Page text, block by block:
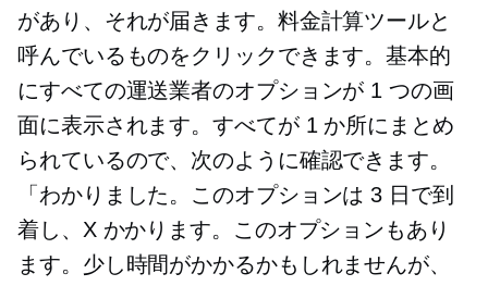
があり、それが届きます。料金計算ツールと
呼んでいるものをクリックできます。基本的
にすべての運送業者のオプションが 1 つの画
面に表示されます。すべてが 1 か所にまとめ
られているので、次のように確認できます。
「わかりました。このオプションは 3 日で到
着し、X かかります。このオプションもあり
ます。少し時間がかかるかもしれませんが、